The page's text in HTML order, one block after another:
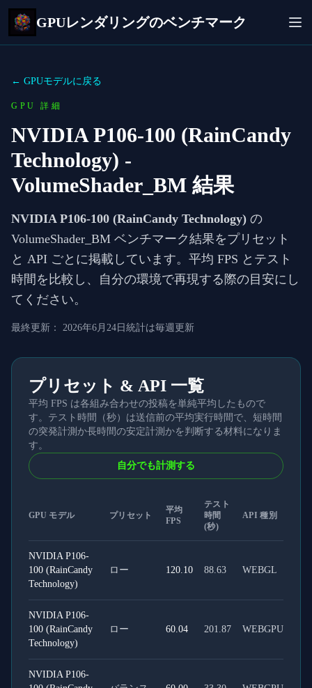
GPUレンダリングのベンチマーク
← GPUモデルに戻る
GPU 詳細
NVIDIA P106-100 (RainCandy
Technology) -
VolumeShader_BM 結果
NVIDIA P106-100 (RainCandy Technology) の
VolumeShader_BM ベンチマーク結果をプリセット
と API ごとに掲載しています。平均 FPS とテスト
時間を比較し、自分の環境で再現する際の目安にし
てください。
最終更新： 2026年6月24日 統計は毎週更新
プリセット & API 一覧
平均 FPS は各組み合わせの投稿を単純平均したもので
す。テスト時間（秒）は送信前の平均実行時間で、短時間
の突発計測か長時間の安定計測かを判断する材料になりま
す。
自分でも計測する
GPU モデル プリセット
平均
FPS
テスト
時間
(秒)
API 種別
NVIDIA P106-
100 (RainCandy
Technology)
ロー 120.10 88.63 WEBGL
NVIDIA P106-
100 (RainCandy
Technology)
ロー 60.04 201.87 WEBGPU
NVIDIA P106-